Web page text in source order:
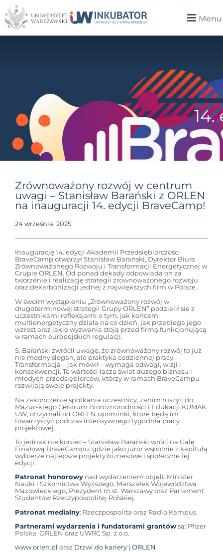
Menu
Zrównoważony rozwój w centrum
uwagi – Stanisław Barański z ORLEN
na inauguracji 14. edycji BraveCamp!
24 września, 2025
Inaugurację 14. edycji Akademii Przedsiębiorczości
BraveCamp otworzył Stanisław Barański, Dyrektor Biura
Zrównoważonego Rozwoju i Transformacji Energetycznej w
Grupie ORLEN. Od ponad dekady odpowiada on za
tworzenie i realizację strategii zrównoważonego rozwoju
oraz dekarbonizacji jednej z największych firm w Polsce.
W swoim wystąpieniu „Zrównoważony rozwój w
długoterminowej strategii Grupy ORLEN” podzielił się z
uczestnikami refleksjami o tym, jak koncern
multienergetyczny działa na co dzień, jak przebiega jego
wzrost oraz jakie wyzwania stoją przed firmą funkcjonującą
w ramach europejskich regulacji.
S. Barański zwrócił uwagę, że zrównoważony rozwój to już
nie modny slogan, ale praktyka codziennej pracy.
Transformacja – jak mówił – wymaga odwagi, wizji i
konsekwencji. Te wartości łączą świat dużego biznesu i
młodych przedsiębiorców, którzy w ramach BraveCampu
rozwijają swoje projekty.
Na zakończenie spotkania uczestnicy, zanim ruszyli do
Mazurskiego Centrum Bioróżnorodności i Edukacji KUMAK
UW, otrzymali od ORLEN upominki, które będą im
towarzyszyć podczas intensywnego tygodnia pracy
projektowej.
To jednak nie koniec – Stanisław Barański wróci na Galę
Finałową BraveCampu, gdzie jako juror wspólnie z kapitułą
wybierze najlepsze projekty biznesowe i społeczne tej
edycji.
Patronat honorowy nad wydarzeniem objęli: Minister
Nauki i Szkolnictwa Wyższego, Marszałek Województwa
Mazowieckiego, Prezydent m.st. Warszawy oraz Parlament
Studentów Rzeczypospolitej Polskiej.
Patronat medialny: Rzeczpospolita oraz Radio Kampus.
Partnerami wydarzenia i fundatorami grantów są: Pfizer
Polska, ORLEN oraz UWRC Sp. z o.o.
www.orlen.pl oraz Drzwi do kariery | ORLEN